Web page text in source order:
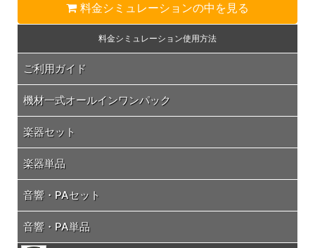
料金シミュレーションの中を見る
料金シミュレーション使用方法
ご利用ガイド
機材一式オールインワンパック
楽器セット
楽器単品
音響・PAセット
音響・PA単品